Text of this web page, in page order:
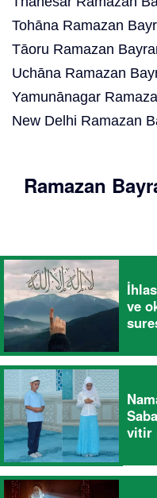
Tohāna Ramazan
Tāoru Ramazan
Uchāna Ramazan
Yamunānagar
New Delhi Ramazan
Ramazan
ve
vitir